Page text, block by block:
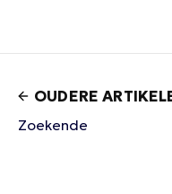
OUDERE
Zoekende